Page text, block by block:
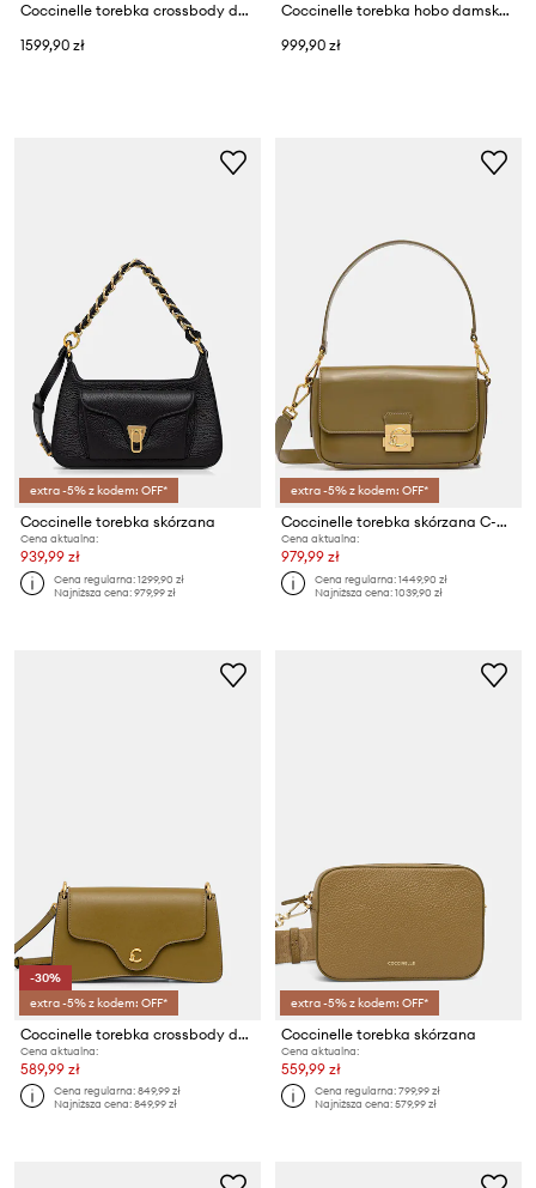
Coccinelle torebka crossbody damska skórzana MAVERY
1599,90 zł
Coccinelle torebka hobo damska skórzana
999,90 zł
extra -5% z kodem: OFF*
Coccinelle torebka skórzana
Cena aktualna:
939,99 zł
Cena regularna:1299,90 zł
Najniższa cena:979,99 zł
extra -5% z kodem: OFF*
Coccinelle torebka skórzana C-ME LOCK
Cena aktualna:
979,99 zł
Cena regularna:1449,90 zł
Najniższa cena:1039,90 zł
-30%
extra -5% z kodem: OFF*
Coccinelle torebka crossbody damska skórzana
Cena aktualna:
589,99 zł
Cena regularna:849,99 zł
Najniższa cena:849,99 zł
extra -5% z kodem: OFF*
Coccinelle torebka skórzana
Cena aktualna:
559,99 zł
Cena regularna:799,99 zł
Najniższa cena:579,99 zł